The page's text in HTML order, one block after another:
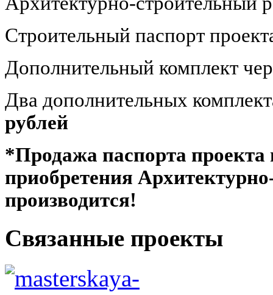
Строительный паспорт
Дополнительный комплект
Два дополнительных
рублей
*Продажа паспорта
приобретения
производится!
Связанные проекты